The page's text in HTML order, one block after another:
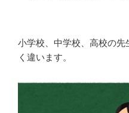
小学校、中学校、高校の
く違います。